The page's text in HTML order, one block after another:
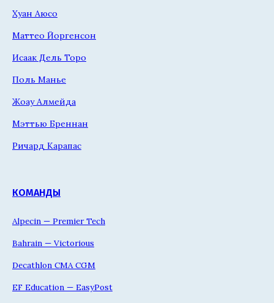
Хуан Аюсо
Маттео Йоргенсон
Исаак Дель Торо
Поль Манье
Жоау Алмейда
Мэттью Бреннан
Ричард Карапас
КОМАНДЫ
Alpecin — Premier Tech
Bahrain — Victorious
Decathlon CMA CGM
EF Education — EasyPost